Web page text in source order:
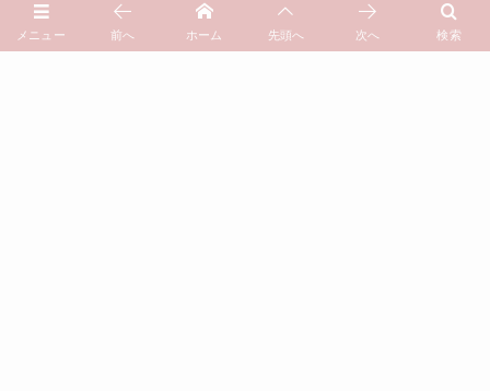
Instagram
メニュー 検索
前へ ホーム 先頭へ 次へ